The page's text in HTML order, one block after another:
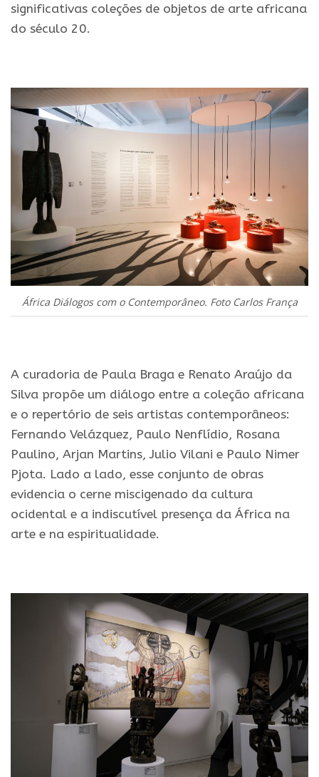
significativas coleções de objetos de arte africana
do século 20.
África Diálogos com o Contemporâneo. Foto Carlos França
A curadoria de Paula Braga e Renato Araújo da
Silva propõe um diálogo entre a coleção africana
e o repertório de seis artistas contemporâneos:
Fernando Velázquez, Paulo Nenflídio, Rosana
Paulino, Arjan Martins, Julio Vilani e Paulo Nimer
Pjota. Lado a lado, esse conjunto de obras
evidencia o cerne miscigenado da cultura
ocidental e a indiscutível presença da África na
arte e na espiritualidade.